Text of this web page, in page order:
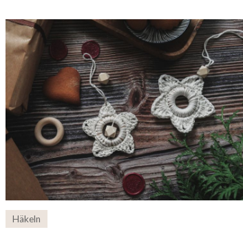
Häkeln